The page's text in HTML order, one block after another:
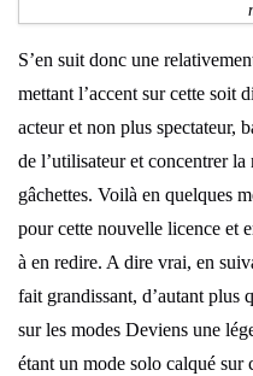
S’en suit donc une
mettant l’accent sur cette soit
acteur et non plus spectateur,
de l’utilisateur et concentrer
gâchettes. Voilà en quelques
pour cette nouvelle licence et
à en redire. A dire vrai, en
fait grandissant, d’autant plus
sur les modes Deviens une
étant un mode solo calqué sur